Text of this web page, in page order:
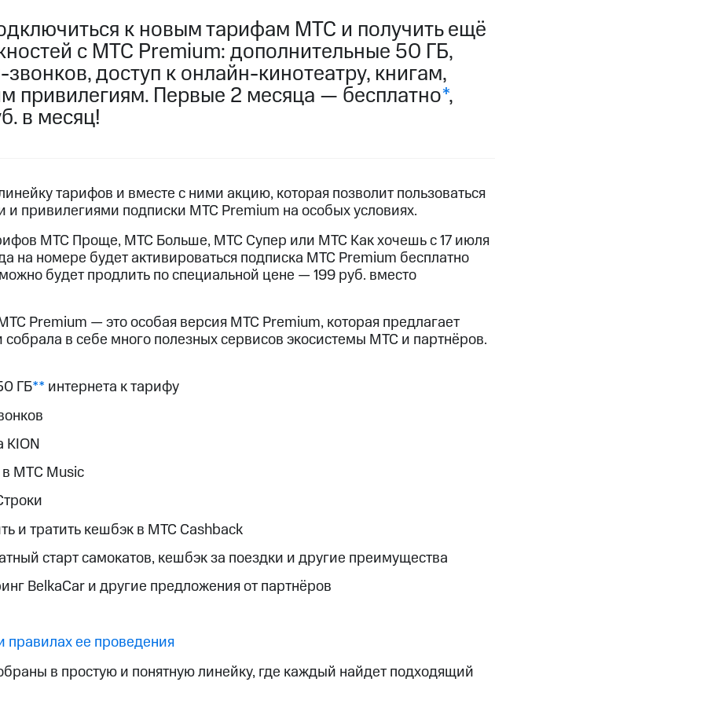
ФинансыДетям и родителямЗдоровье и фитнесПриложения от МТС
ГудокМой МТС Все приложения
15%
МТС
картуМТС PayОплата по QR-коду за границей
Интернет-магазин
музыка и многое другое
доступ к геолокации
нашем приложении
Гудок Мой МТС Все приложенияИнвестиции
15%
при оплате с карты МТС Деньги
к новым тарифам МТС и получить ещё
с МТС Premium: дополнительные 50 ГБ,
доступ к онлайн-кинотеатру, книгам,
привилегиям. Первые 2 месяца — бесплатно*,
в месяц!
тарифов и вместе с ними акцию, которая позволит пользоваться
и привилегиями подписки МТС Premium на особых условиях.
МТС Проще, МТС Больше, МТС Супер или МТС Как хочешь с 17 июля
на номере будет активироваться подписка МТС Premium бесплатно
будет продлить по специальной цене — 199 руб. вместо
Premium — это особая версия МТС Premium, которая предлагает
собрала в себе много полезных сервисов экосистемы МТС и партнёров.
ГБ** интернета к тарифу
KION
MTС Music
и тратить кешбэк в МТС Cashback
старт самокатов, кешбэк за поездки и другие преимущества
BelkaCar и другие предложения от партнёров
ее проведения
в простую и понятную линейку, где каждый найдет подходящий